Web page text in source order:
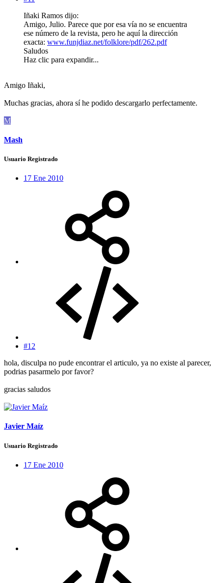
Iñaki Ramos dijo:
Amigo, Julio. Parece que por esa vía no se encuentra
ese número de la revista, pero he aquí la dirección
exacta: www.funjdiaz.net/folklore/pdf/262.pdf
Saludos
Haz clic para expandir...
Amigo Iñaki,
Muchas gracias, ahora sí he podido descargarlo perfectamente.
M
Mash
Usuario Registrado
17 Ene 2010
#12
hola, disculpa no pude encontrar el articulo, ya no existe al parecer,
podrias pasarmelo por favor?
gracias saludos
Javier Maíz
Usuario Registrado
17 Ene 2010